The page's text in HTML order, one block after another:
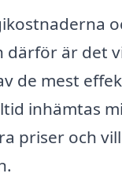
därför är det
de mest
inhämtas
priser och